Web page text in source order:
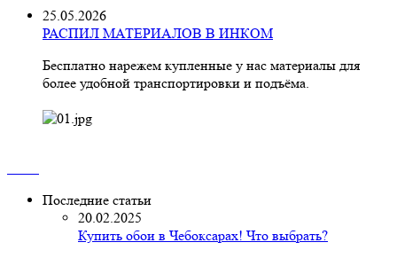
25.05.2026
РАСПИЛ МАТЕРИАЛОВ В ИНКОМ
Бесплатно нарежем купленные у нас материалы для
более удобной транспортировки и подъёма.
Последние статьи
20.02.2025
Купить обои в Чебоксарах! Что выбрать?